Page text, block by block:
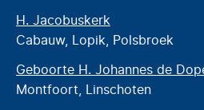
H. Jacobuskerk
Cabauw, Lopik, Polsbroek
Geboorte H. Johannes de
Montfoort, Linschoten